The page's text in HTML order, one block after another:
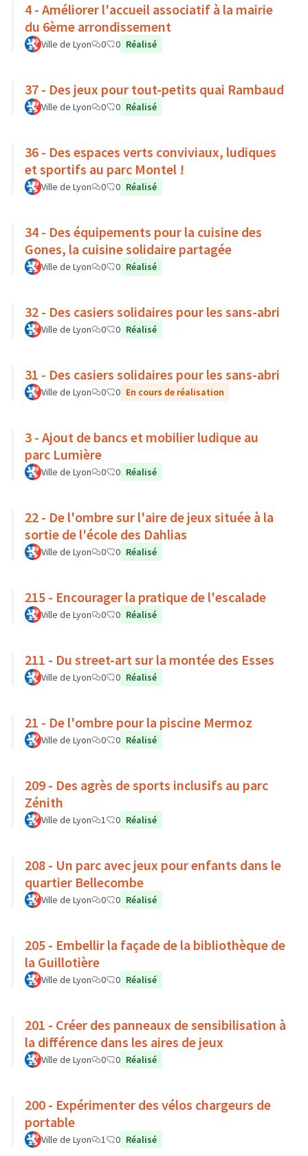
4 - Améliorer l'accueil associatif à la mairie
du 6ème arrondissement
Ville de Lyon 0 0 Réalisé
37 - Des jeux pour tout-petits quai Rambaud
Ville de Lyon 0 0 Réalisé
36 - Des espaces verts conviviaux, ludiques
et sportifs au parc Montel !
Ville de Lyon 0 0 Réalisé
34 - Des équipements pour la cuisine des
Gones, la cuisine solidaire partagée
Ville de Lyon 0 0 Réalisé
32 - Des casiers solidaires pour les sans-abri
Ville de Lyon 0 0 Réalisé
31 - Des casiers solidaires pour les sans-abri
Ville de Lyon 0 0 En cours de réalisation
3 - Ajout de bancs et mobilier ludique au
parc Lumière
Ville de Lyon 0 0 Réalisé
22 - De l'ombre sur l'aire de jeux située à la
sortie de l'école des Dahlias
Ville de Lyon 0 0 Réalisé
215 - Encourager la pratique de l'escalade
Ville de Lyon 0 0 Réalisé
211 - Du street-art sur la montée des Esses
Ville de Lyon 0 0 Réalisé
21 - De l'ombre pour la piscine Mermoz
Ville de Lyon 0 0 Réalisé
209 - Des agrès de sports inclusifs au parc
Zénith
Ville de Lyon 1 0 Réalisé
208 - Un parc avec jeux pour enfants dans le
quartier Bellecombe
Ville de Lyon 0 0 Réalisé
205 - Embellir la façade de la bibliothèque de
la Guillotière
Ville de Lyon 0 0 Réalisé
201 - Créer des panneaux de sensibilisation à
la différence dans les aires de jeux
Ville de Lyon 0 0 Réalisé
200 - Expérimenter des vélos chargeurs de
portable
Ville de Lyon 1 0 Réalisé